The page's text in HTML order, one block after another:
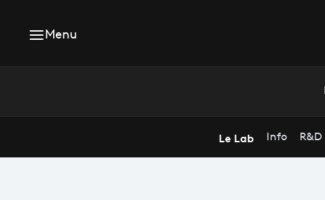
Menu
Le Lab Info R&D